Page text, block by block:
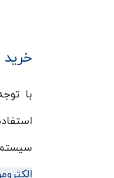
خرید
با